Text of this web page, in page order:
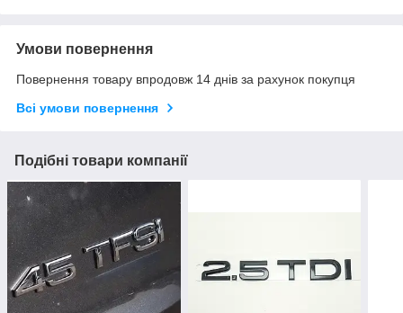
Умови повернення
Повернення товару впродовж 14 днів за рахунок покупця
Всі умови повернення
Подібні товари компанії